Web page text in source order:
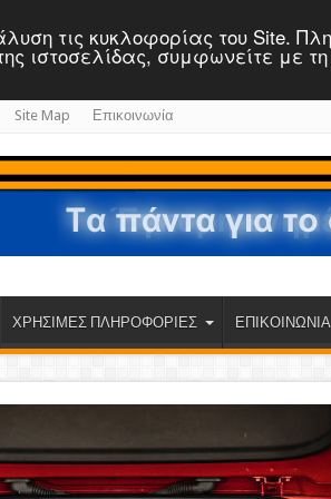
τις κυκλοφορίας του Site.
ιστοσελίδας, συμφωνείτε με
Site Map Επικοινωνία
ΧΡΗΣΙΜΕΣ ΠΛΗΡΟΦΟΡΙΕΣ ΕΠΙΚΟΙΝΩΝΙΑ